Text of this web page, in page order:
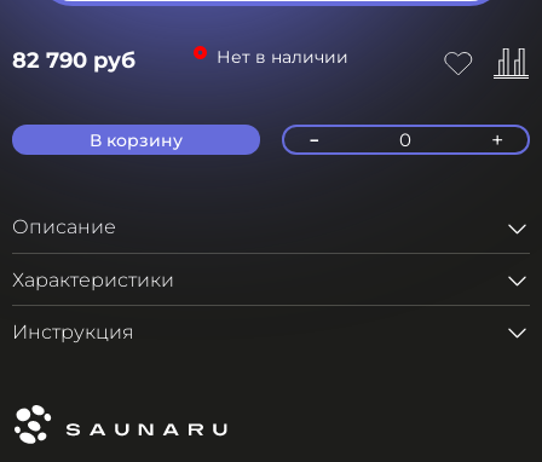
82 790 руб Нет в наличии
В корзину - 0 +
Описание
Характеристики
Инструкция